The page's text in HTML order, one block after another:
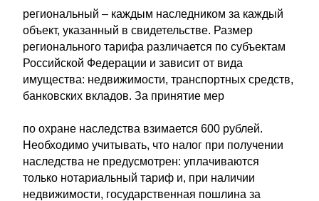
региональный – каждым наследником за каждый
объект, указанный в свидетельстве. Размер
регионального тарифа различается по субъектам
Российской Федерации и зависит от вида
имущества: недвижимости, транспортных средств,
банковских вкладов. За принятие мер
по охране наследства взимается 600 рублей.
Необходимо учитывать, что налог при получении
наследства не предусмотрен: уплачиваются
только нотариальный тариф и, при наличии
недвижимости, государственная пошлина за